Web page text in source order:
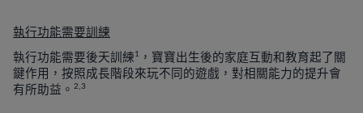
執行功能需要訓練
執行功能需要後天訓練1
，寶寶出生後的家庭互動和教育起了關
鍵作用，按照成長階段來玩不同的遊戲，對相關能力的提升會
有所助益。 2,3